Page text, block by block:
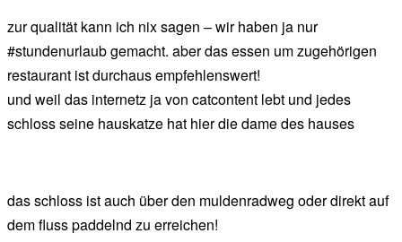
zur qualität kann ich nix sagen – wir haben ja nur
#stundenurlaub gemacht. aber das essen um zugehörigen
restaurant ist durchaus empfehlenswert!
und weil das internetz ja von catcontent lebt und jedes
schloss seine hauskatze hat hier die dame des hauses
das schloss ist auch über den muldenradweg oder direkt auf
dem fluss paddelnd zu erreichen!